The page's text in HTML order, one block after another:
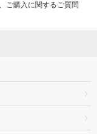
ご購入に関するご質問